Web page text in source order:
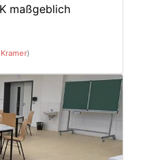
maßgeblich
)